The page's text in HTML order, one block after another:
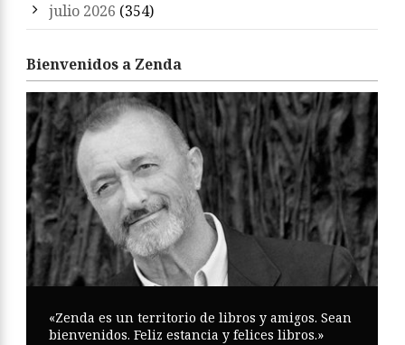
julio 2026 (354)
Bienvenidos a Zenda
«Zenda es un territorio de libros y amigos. Sean
bienvenidos. Feliz estancia y felices libros.»